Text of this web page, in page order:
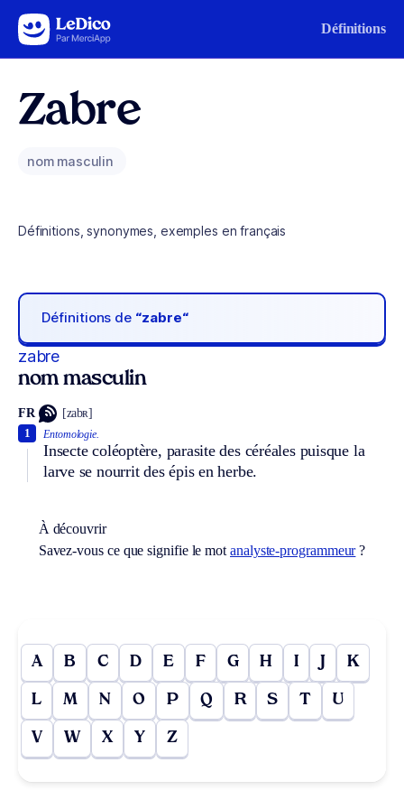
Aller au contenu Définitions
Zabre
nom masculin
Définitions, synonymes, exemples en français
Définitions de “zabre“
zabre
nom masculin
FR [zabʀ]
Entomologie.
Insecte coléoptère, parasite des céréales puisque la
larve se nourrit des épis en herbe.
1
À découvrir
Savez-vous ce que signifie le motanalyste-programmeur?
A B C D E F G H I J K
L M N O P Q R S T U
V W X Y Z